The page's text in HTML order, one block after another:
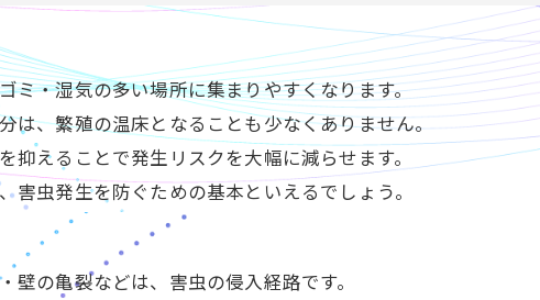
ミ・湿気の多い場所に集まりやすくなります。
は、繁殖の温床となることも少なくありません。
抑えることで発生リスクを大幅に減らせます。
害虫発生を防ぐための基本といえるでしょう。
壁の亀裂などは、害虫の侵入経路です。